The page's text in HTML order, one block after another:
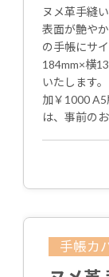
ヌメ革手縫
表面が艶や
の手帳にサ
184mm×横
いたします
加￥1000
は、事前の
手帳カ